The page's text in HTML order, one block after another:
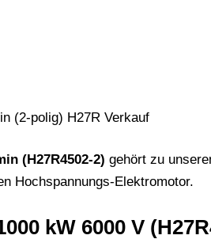
(H27R4502-2) gehört zu
Hochspannungs-Elektromotor.
kW 6000 V